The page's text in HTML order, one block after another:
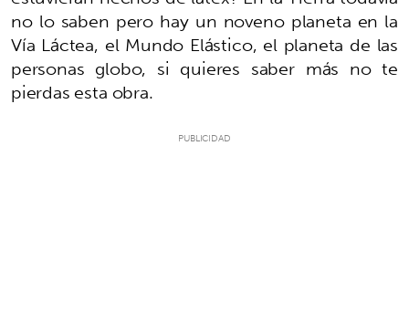
no lo saben pero hay un noveno planeta en la
Vía Láctea, el Mundo Elástico, el planeta de las
personas globo, si quieres saber más no te
pierdas esta obra.